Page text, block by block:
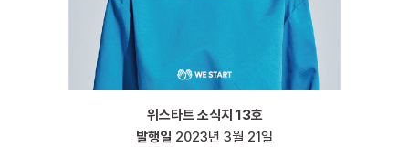
위스타트 소식지 13호
발행일 2023년 3월 21일